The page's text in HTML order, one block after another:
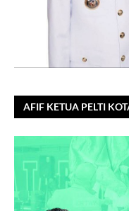
AFIF KETUA PELTI